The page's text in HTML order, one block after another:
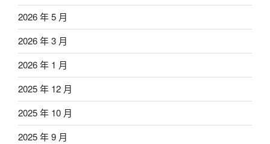
2026 年 5 月
2026 年 3 月
2026 年 1 月
2025 年 12 月
2025 年 10 月
2025 年 9 月